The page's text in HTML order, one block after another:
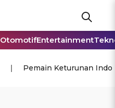
OtomotifEntertainment
Pemain Keturunan